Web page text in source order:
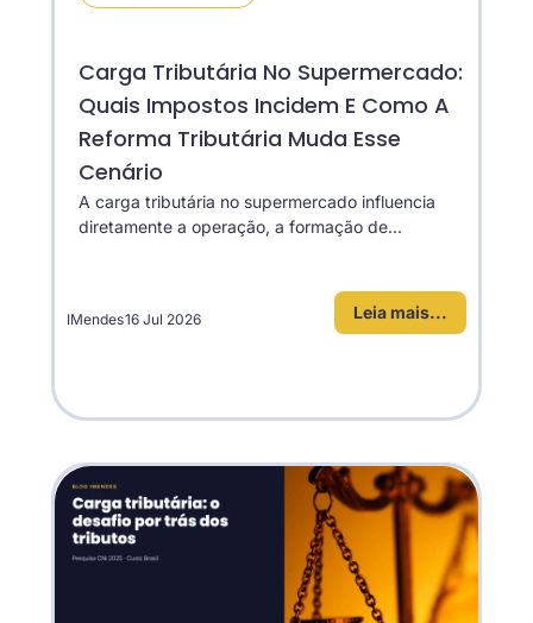
Carga Tributária No Supermercado:
Quais Impostos Incidem E Como A
Reforma Tributária Muda Esse
Cenário
A carga tributária no supermercado influencia
diretamente a operação, a formação de...
Leia mais...
IMendes16 Jul 2026